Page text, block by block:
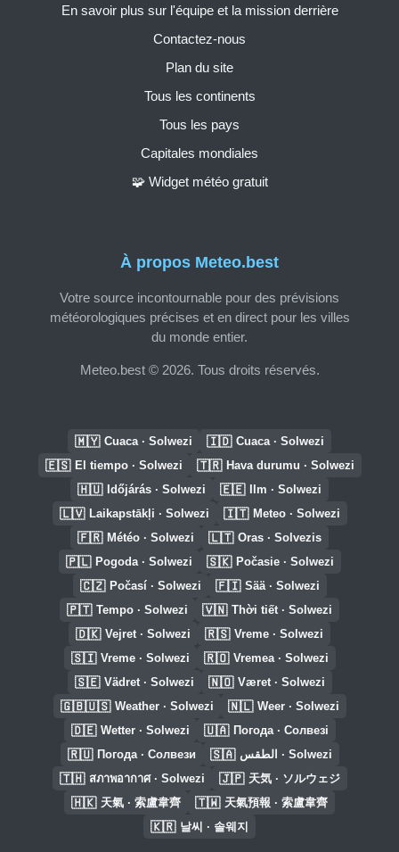
À propos Meteo.best
Votre source incontournable pour des prévisions
météorologiques précises et en direct pour les villes
du monde entier.
Meteo.best © 2026. Tous droits réservés.
En savoir plus sur l'équipe et la mission derrière
Contactez-nous
Plan du site
Tous les continents
Tous les pays
Capitales mondiales
🧩 Widget météo gratuit
🇲🇾 Cuaca · Solwezi 🇮🇩 Cuaca · Solwezi
🇪🇸 El tiempo · Solwezi 🇹🇷 Hava durumu · Solwezi
🇭🇺 Időjárás · Solwezi 🇪🇪 Ilm · Solwezi
🇱🇻 Laikapstākļi · Solwezi 🇮🇹 Meteo · Solwezi
🇫🇷 Météo · Solwezi 🇱🇹 Oras · Solvezis
🇵🇱 Pogoda · Solwezi 🇸🇰 Počasie · Solwezi
🇨🇿 Počasí · Solwezi 🇫🇮 Sää · Solwezi
🇵🇹 Tempo · Solwezi 🇻🇳 Thời tiết · Solwezi
🇩🇰 Vejret · Solwezi 🇷🇸 Vreme · Solwezi
🇸🇮 Vreme · Solwezi 🇷🇴 Vremea · Solwezi
🇸🇪 Vädret · Solwezi 🇳🇴 Været · Solwezi
🇬🇧🇺🇸 Weather · Solwezi 🇳🇱 Weer · Solwezi
🇩🇪 Wetter · Solwezi 🇺🇦 Погода · Солвезі
🇷🇺 Погода · Солвези 🇸🇦 الطقس · Solwezi
🇹🇭 สภาพอากาศ · Solwezi 🇯🇵 天気 · ソルウェジ
🇭🇰 天氣 · 索盧韋齊 🇹🇼 天氣預報 · 索盧韋齊
🇰🇷 날씨 · 솔웨지